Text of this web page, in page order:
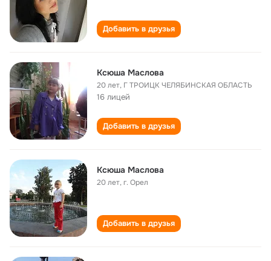
Добавить в друзья
Ксюша Маслова
20 лет, Г ТРОИЦК ЧЕЛЯБИНСКАЯ ОБЛАСТЬ
16 лицей
Добавить в друзья
Ксюша Маслова
20 лет,г. Орел
Добавить в друзья